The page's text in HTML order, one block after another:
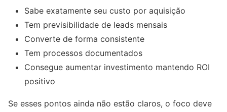
Sabe exatamente seu custo por aquisição
Tem previsibilidade de leads mensais
Converte de forma consistente
Tem processos documentados
Consegue aumentar investimento mantendo ROI
positivo
Se esses pontos ainda não estão claros, o foco deve